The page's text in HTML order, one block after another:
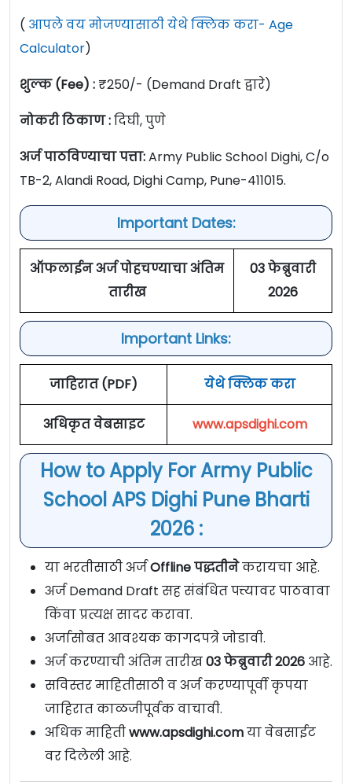
( आपले वय मोजण्यासाठी येथे क्लिक करा- Age
Calculator)
शुल्क (Fee) : ₹250/- (Demand Draft द्वारे)
नोकरी ठिकाण :दिघी, पुणे
अर्ज पाठविण्याचा पत्ता:Army Public School Dighi, C/o
TB-2, Alandi Road, Dighi Camp, Pune-411015.
Important Dates:
ऑफलाईन अर्ज पोहचण्याचा अंतिम
तारीख
03 फेब्रुवारी
2026
Important Links:
जाहिरात (PDF) येथे क्लिक करा
अधिकृत वेबसाइट www.apsdighi.com
How to Apply For Army Public
School APS Dighi Pune Bharti
2026 :
या भरतीसाठी अर्जOffline पद्धतीनेकरायचा आहे.
अर्ज Demand Draft सह संबंधित पत्त्यावर पाठवावा
किंवा प्रत्यक्ष सादर करावा.
अर्जासोबत आवश्यक कागदपत्रे जोडावी.
अर्ज करण्याची अंतिम तारीख03 फेब्रुवारी 2026 आहे.
सविस्तर माहितीसाठी व अर्ज करण्यापूर्वी कृपया
जाहिरात काळजीपूर्वक वाचावी.
अधिक माहितीwww.apsdighi.comया वेबसाईट
वर दिलेली आहे.